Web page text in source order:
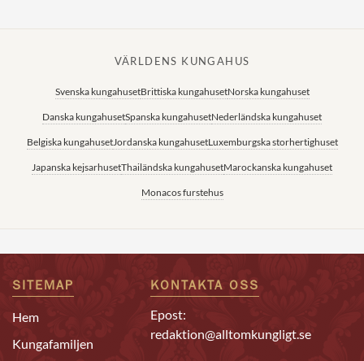
VÄRLDENS KUNGAHUS
Svenska kungahusetBrittiska kungahusetNorska kungahuset
Danska kungahusetSpanska kungahusetNederländska kungahuset
Belgiska kungahusetJordanska kungahusetLuxemburgska storhertighuset
Japanska kejsarhusetThailändska kungahusetMarockanska kungahuset
Monacos furstehus
SITEMAP
Hem
Kungafamiljen
KONTAKTA OSS
Epost:
redaktion@alltomkungligt.se